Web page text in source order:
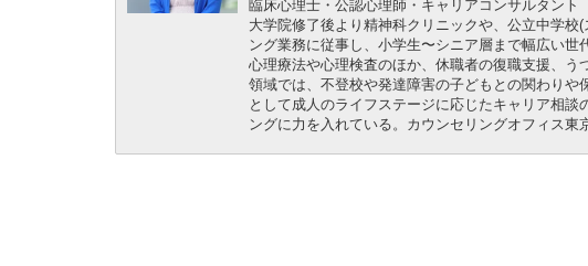
臨床心理士・公認心理師・キャリアコンサルタント
大学院修了後より精神科クリニックや、公立中学
ング業務に従事し、小学生〜シニア層まで幅広い
心理療法や心理検査のほか、休職者の復職支援、
領域では、不登校や発達障害の子どもとの関わり
として成人のライフステージに応じたキャリア相
ングに力を入れている。カウンセリングオフィス東